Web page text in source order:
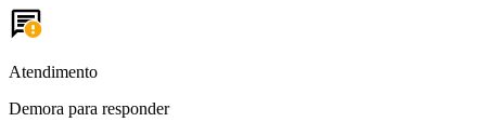
Atendimento
Demora para responder